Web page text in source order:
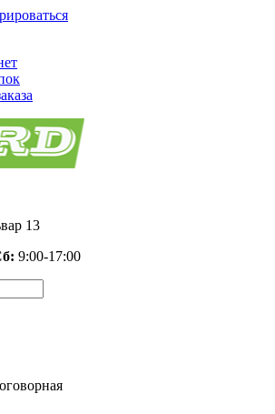
13
9:00-17:00